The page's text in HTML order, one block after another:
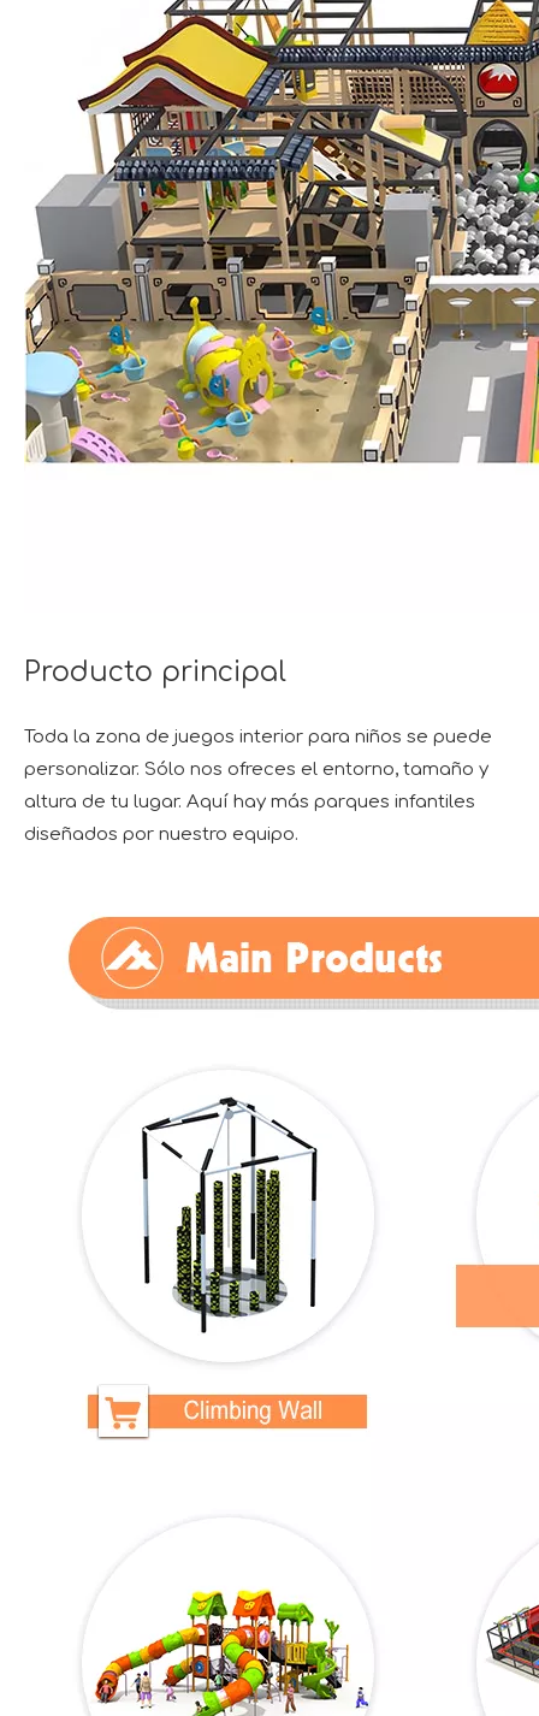
Producto principal
Toda la zona de juegos interior para niños se puede
personalizar. Sólo nos ofreces el entorno, tamaño y
altura de tu lugar. Aquí hay más parques infantiles
diseñados por nuestro equipo.